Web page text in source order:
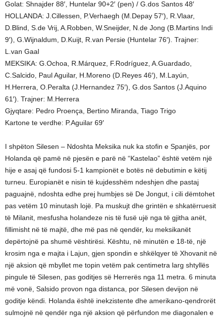
Golat: Shnajder 88′, Huntelar 90+2′ (pen) / G.dos Santos 48′
HOLLANDA: J.Cillessen, P.Verhaegh (M.Depay 57′), R.Vlaar,
D.Blind, S.de Vrij, A.Robben, W.Sneijder, N.de Jong (B.Martins Indi
9′), G.Wijnaldum, D.Kuijt, R.van Persie (Huntelar 76′). Trajner:
L.van Gaal
MEKSIKA: G.Ochoa, R.Márquez, F.Rodríguez, A.Guardado,
C.Salcido, Paul Aguilar, H.Moreno (D.Reyes 46′), M.Layún,
H.Herrera, O.Peralta (J.Hernandez 75′), G.dos Santos (J.Aquino
61′). Trajner: M.Herrera
Gjyqtare: Pedro Proença, Bertino Miranda, Tiago Trigo
Kartone te verdhe: P.Aguilar 69′
I shpëton Silesen – Ndoshta Meksika nuk ka stofin e Spanjës, por
Holanda që pamë në pjesën e parë në “Kastelao” është vetëm një
hije e asaj që fundosi 5-1 kampionët e botës në debutimin e këtij
turneu. Europianët e nisin të kujdesshëm ndeshjen dhe pastaj
paguajnë, ndoshta edhe prej humbjes së De Jongut, i cili dëmtohet
pas vetëm 10 minutash lojë. Pa muskujt dhe grintën e shkatërruesit
të Milanit, mesfusha holandeze nis të fusë ujë nga të gjitha anët,
fillimisht në të majtë, dhe më pas në qendër, ku meksikanët
depërtojnë pa shumë vështirësi. Kështu, në minutën e 18-të, një
krosim nga e majta i Lajun, gjen spondin e shkëlqyer të Xhovanit në
një aksion që mbyllet me topin vetëm pak centimetra larg shtyllës
pingule të Silesen, pas goditjes së Herrerës nga 11 metra. 6 minuta
më vonë, Salsido provon nga distanca, por Silesen devijon në
goditje këndi. Holanda është inekzistente dhe amerikano-qendrorët
sulmojnë në qendër nga një aksion që përfundon me diagonalen e